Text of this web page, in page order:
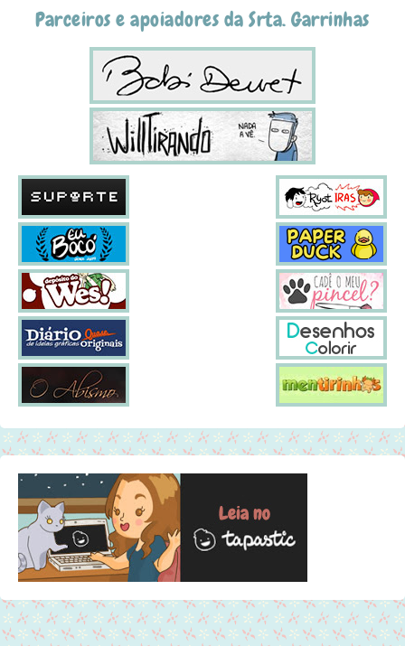
Parceiros e apoiadores da Srta. Garrinhas